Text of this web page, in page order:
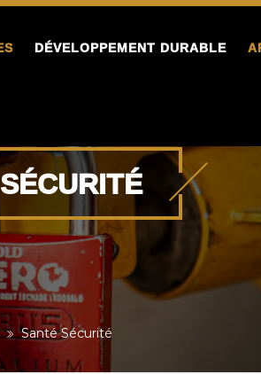
DÉVELOPPEMENT DURABLE
Santé Sécurité